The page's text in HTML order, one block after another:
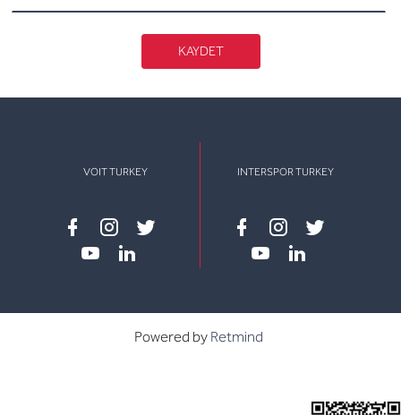
KAYDET
VOIT TURKEY
Facebook
instagram
twitter
INTERSPOR TURKEY
Facebook
instagram
twitter
Powered by Retmind